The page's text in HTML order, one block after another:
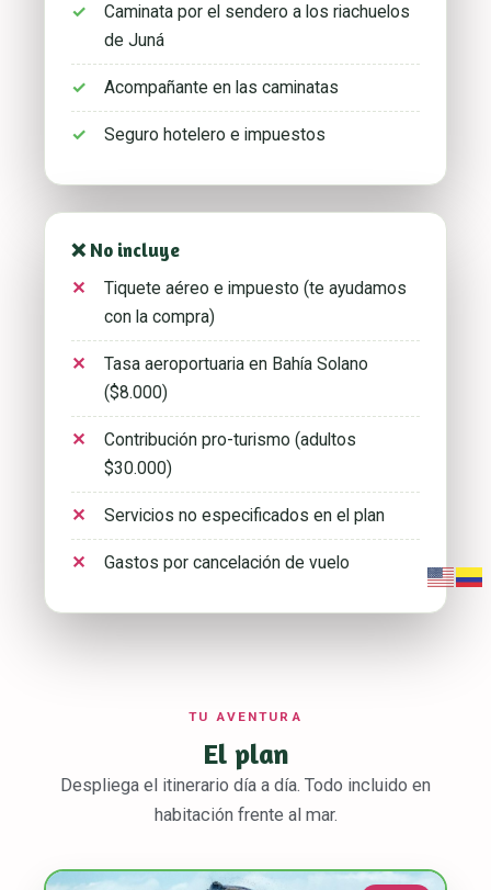
Caminata por el sendero a los riachuelos
de Juná
Acompañante en las caminatas
Seguro hotelero e impuestos
❌ No incluye
Tiquete aéreo e impuesto (te ayudamos
con la compra)
Tasa aeroportuaria en Bahía Solano
($8.000)
Contribución pro-turismo (adultos
$30.000)
Servicios no especificados en el plan
Gastos por cancelación de vuelo
TU AVENTURA
El plan
Despliega el itinerario día a día. Todo incluido en
habitación frente al mar.